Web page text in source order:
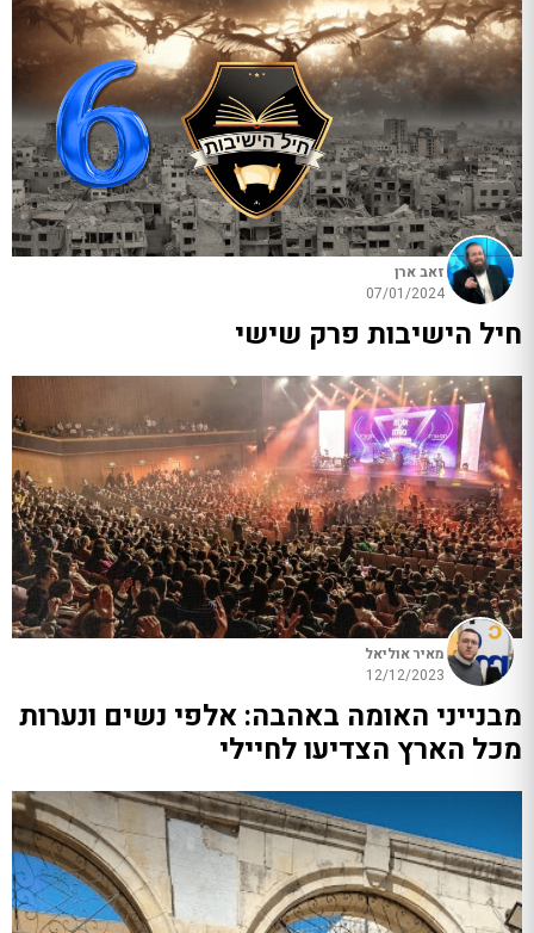
זאב ארן
07/01/2024
חיל הישיבות פרק שישי
מאיר אוליאל
12/12/2023
מבנייני האומה באהבה: אלפי נשים ונערות
מכל הארץ הצדיעו לחיילי